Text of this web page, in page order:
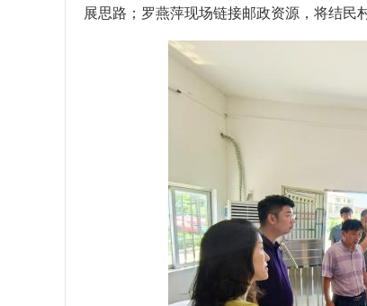
展思路；罗燕萍现场链接邮政资源，将结民